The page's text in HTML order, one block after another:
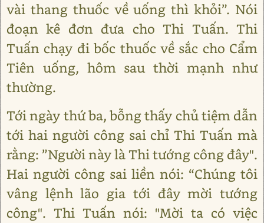
vài thang thuốc về uống thì khỏi”. Nói
đoạn kê đơn đưa cho Thi Tuấn. Thi
Tuấn chạy đi bốc thuốc về sắc cho Cẩm
Tiên uống, hôm sau thời mạnh như
thường.
Tới ngày thứ ba, bỗng thấy chủ tiệm dẫn
tới hai người công sai chỉ Thi Tuấn mà
rằng: ”Người này là Thi tướng công đây".
Hai người công sai liền nói: “Chúng tôi
vâng lệnh lão gia tới đây mời tướng
công". Thi Tuấn nói: "Mời ta có việc